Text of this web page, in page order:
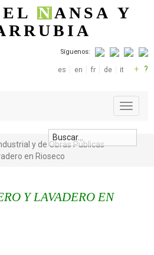
contenido principal
NANSA Y
Síguenos:
es en fr de it + ?
T
o
g
y de Obras Públicas
en Rioseco
Y LAVADERO EN